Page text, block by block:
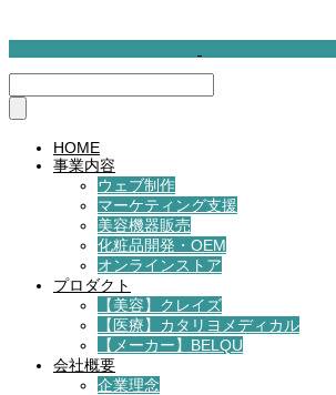
HOME
事業内容
ウェブ制作
マーケティング支援
美容機器販売
化粧品開発・OEM
オンラインストア
プロダクト
【美容】クレイズ
【医療】カタリヨメディカル
【メーカー】BELQU
会社概要
企業理念